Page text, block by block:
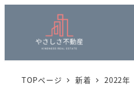
TOPページ 新着 2022年